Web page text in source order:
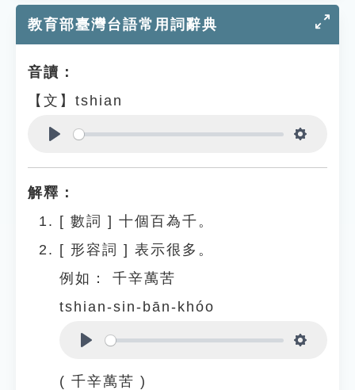
教育部臺灣台語常用詞辭典
音讀：
【文】tshian
解釋：
[ 數詞 ] 十個百為千。
[ 形容詞 ] 表示很多。
例如：
千辛萬苦
tshian-sin-bān-khóo
( 千辛萬苦 )